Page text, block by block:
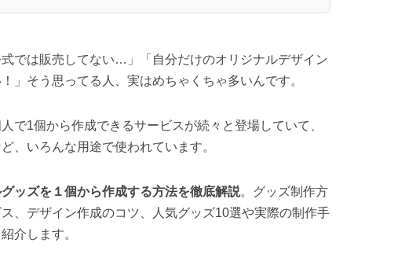
式では販売してない…」「自分だけのオリジナルデザイン
」そう思ってる人、実はめちゃくちゃ多いんです。
で1個から作成できるサービスが続々と登場していて、
、いろんな用途で使われています。
ッズを１個から作成する方法を徹底解説。グッズ制作方
、デザイン作成のコツ、人気グッズ10選や実際の制作手
介します。